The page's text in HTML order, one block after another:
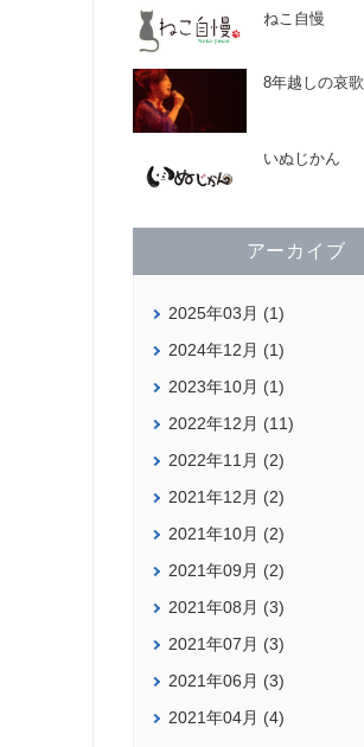
ねこ自慢
8年越しの哀歌
いぬじかん
アーカイブ
2025年03月 (1)
2024年12月 (1)
2023年10月 (1)
2022年12月 (11)
2022年11月 (2)
2021年12月 (2)
2021年10月 (2)
2021年09月 (2)
2021年08月 (3)
2021年07月 (3)
2021年06月 (3)
2021年04月 (4)